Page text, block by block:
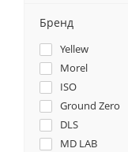
Бренд
Yellew
Morel
ISO
Ground Zero
DLS
MD LAB